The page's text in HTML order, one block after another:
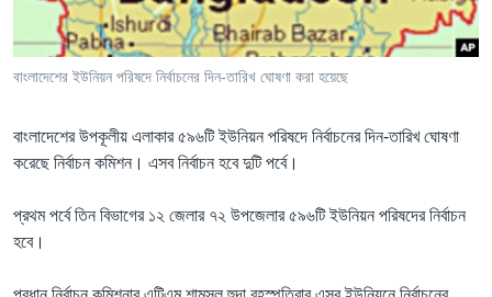
Learning English
বাংলাদেশের ইউনিয়ন পরিষদে নির্বাচনের দিন-তারিখ ঘোষণা করা হয়েছে
বাংলাদেশের উপকূলীয় এলাকার ৫৯৬টি ইউনিয়ন পরিষদে নির্বাচনের দিন-তারিখ ঘোষণা
করেছে নির্বাচন কমিশন। এসব নির্বাচন হবে দুটি পর্বে।
প্রথম পর্বে তিন বিভাগের ১২ জেলার ৭২ উপজেলার ৫৯৬টি ইউনিয়ন পরিষদের নির্বাচন
হবে।